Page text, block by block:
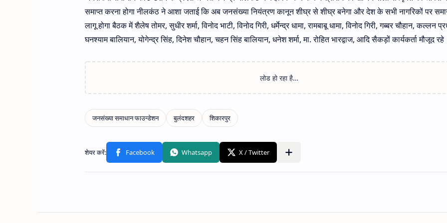
समाप्त करना होगा नीलकंठ ने आशा जताई कि अब जनसंख्या नियंत्रण कानून शीघ्र से शीघ्र बनेगा और देश के सभी नागरिकों पर
लागू होगा बैठक में शैलेष तोमर, सुधीर शर्मा, विनोद भाटी, विनोद गिरी, धर्मेन्द्र धामा, रामबाबू धामा, विनोद गिरी, गब्बर चौहान, कल्लन
घनश्याम बालियान, योगेन्द्र सिंह, दिनेश चौहान, चहन सिंह बालियान, धनेश शर्मा, मा. रोहित भारद्वाज, आदि सैकड़ों कार्यकर्ता मौजूद रहे